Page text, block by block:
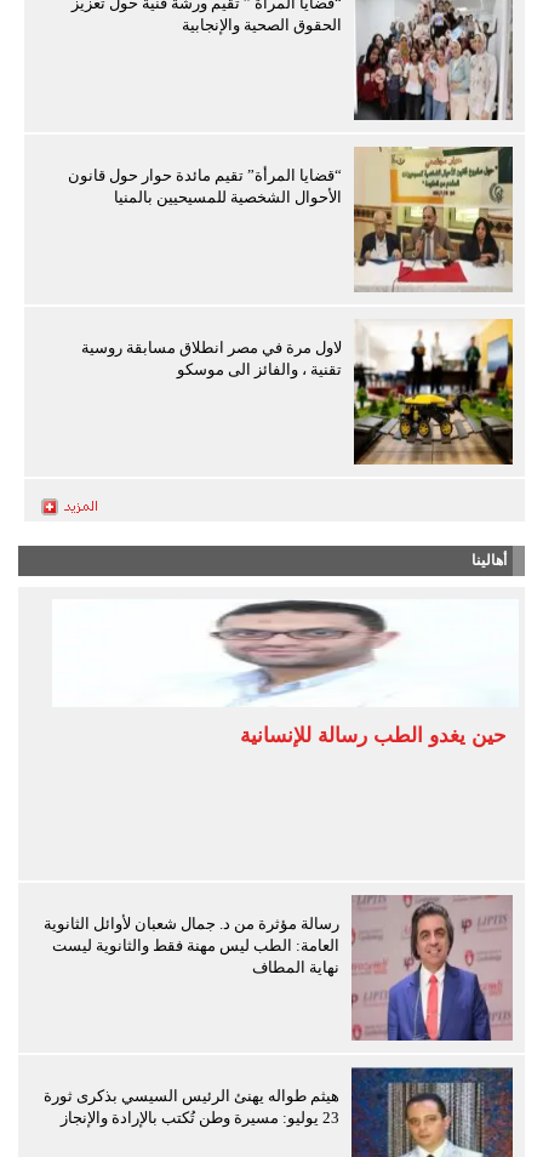
الحقوق الصحية والإنجابية
“قضايا المرأة” تقيم مائدة حوار حول قانون
الأحوال الشخصية للمسيحيين بالمنيا
لاول مرة في مصر انطلاق مسابقة روسية
تقنية ، والفائز الى موسكو
أهالينا
حين يغدو الطب رسالة للإنسانية
رسالة مؤثرة من د. جمال شعبان لأوائل الثانوية
العامة: الطب ليس مهنة فقط والثانوية ليست
نهاية المطاف
هيثم طواله يهنئ الرئيس السيسي بذكرى ثورة
23 يوليو: مسيرة وطن تُكتب بالإرادة والإنجاز